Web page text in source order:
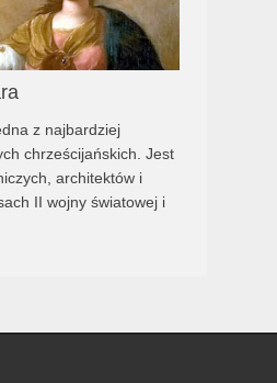
z najbardziej
chrześcijańskich. Jest
architektów i
II wojny światowej i